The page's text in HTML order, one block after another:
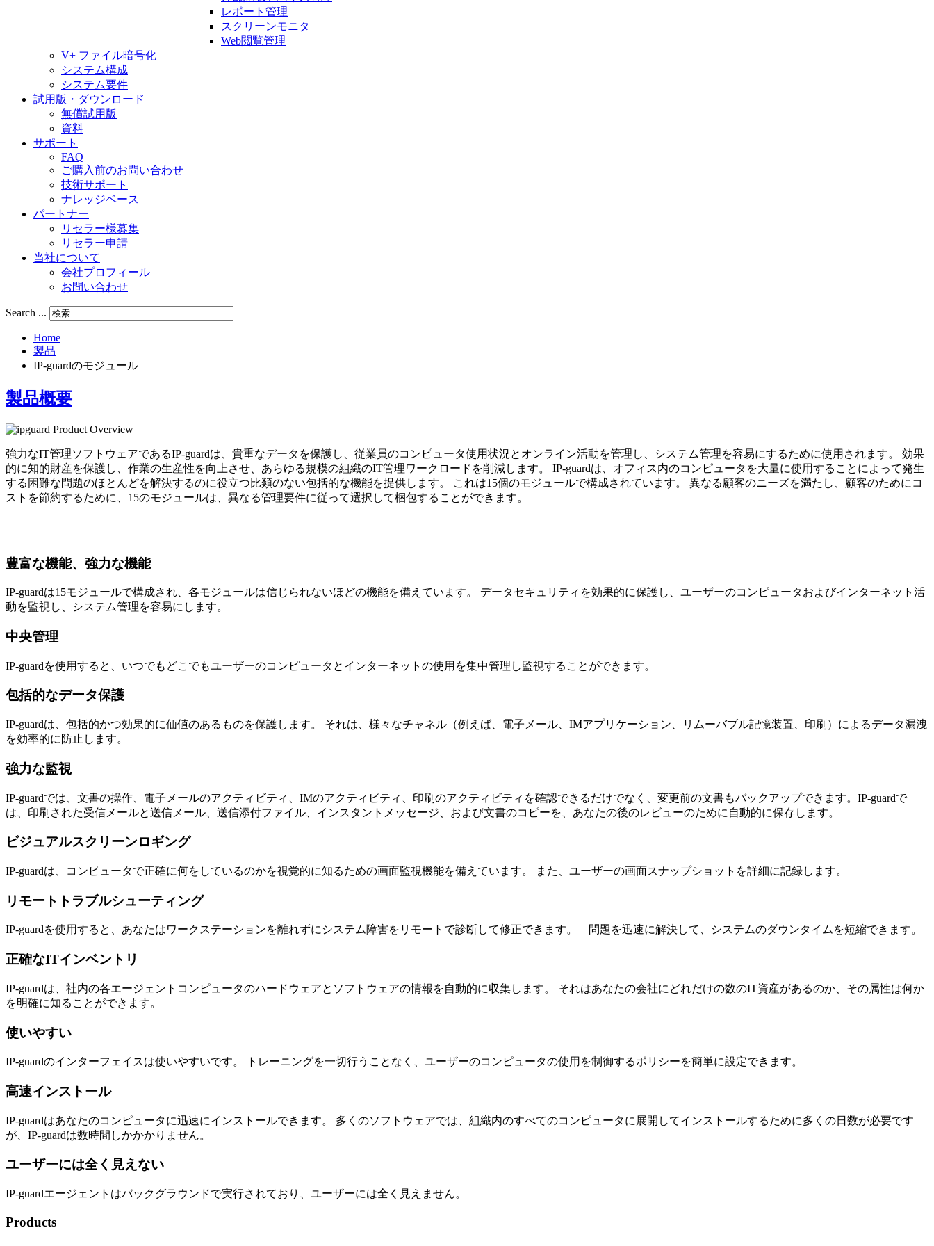
レポート管理
スクリーンモニタ
Web閲覧管理
V+ ファイル暗号化
システム構成
システム要件
試用版・ダウンロード
無償試用版
資料
サポート
FAQ
ご購入前のお問い合わせ
技術サポート
ナレッジベース
パートナー
リセラー様募集
リセラー申請
当社について
会社プロフィール
お問い合わせ
Search ...
Home
製品
IP-guardのモジュール
製品概要
強力なIT管理ソフトウェアであるIP-guardは、貴重なデータを保護し、従業員のコンピュータ使用状況とオンライン活動を管理し、システム管理を容易にするために使用されます。 効果
的に知的財産を保護し、作業の生産性を向上させ、あらゆる規模の組織のIT管理ワークロードを削減します。 IP-guardは、オフィス内のコンピュータを大量に使用することによって発生
する困難な問題のほとんどを解決するのに役立つ比類のない包括的な機能を提供します。 これは15個のモジュールで構成されています。 異なる顧客のニーズを満たし、顧客のためにコ
ストを節約するために、15のモジュールは、異なる管理要件に従って選択して梱包することができます。
豊富な機能、強力な機能
IP-guardは15モジュールで構成され、各モジュールは信じられないほどの機能を備えています。 データセキュリティを効果的に保護し、ユーザーのコンピュータおよびインターネット活
動を監視し、システム管理を容易にします。
中央管理
IP-guardを使用すると、いつでもどこでもユーザーのコンピュータとインターネットの使用を集中管理し監視することができます。
包括的なデータ保護
IP-guardは、包括的かつ効果的に価値のあるものを保護します。 それは、様々なチャネル（例えば、電子メール、IMアプリケーション、リムーバブル記憶装置、印刷）によるデータ漏洩
を効率的に防止します。
強力な監視
IP-guardでは、文書の操作、電子メールのアクティビティ、IMのアクティビティ、印刷のアクティビティを確認できるだけでなく、変更前の文書もバックアップできます。IP-guardで
は、印刷された受信メールと送信メール、送信添付ファイル、インスタントメッセージ、および文書のコピーを、あなたの後のレビューのために自動的に保存します。
ビジュアルスクリーンロギング
IP-guardは、コンピュータで正確に何をしているのかを視覚的に知るための画面監視機能を備えています。 また、ユーザーの画面スナップショットを詳細に記録します。
リモートトラブルシューティング
IP-guardを使用すると、あなたはワークステーションを離れずにシステム障害をリモートで診断して修正できます。 問題を迅速に解決して、システムのダウンタイムを短縮できます。
正確なITインベントリ
IP-guardは、社内の各エージェントコンピュータのハードウェアとソフトウェアの情報を自動的に収集します。 それはあなたの会社にどれだけの数のIT資産があるのか、その属性は何か
を明確に知ることができます。
使いやすい
IP-guardのインターフェイスは使いやすいです。 トレーニングを一切行うことなく、ユーザーのコンピュータの使用を制御するポリシーを簡単に設定できます。
高速インストール
IP-guardはあなたのコンピュータに迅速にインストールできます。 多くのソフトウェアでは、組織内のすべてのコンピュータに展開してインストールするために多くの日数が必要です
が、IP-guardは数時間しかかかりません。
ユーザーには全く見えない
IP-guardエージェントはバックグラウンドで実行されており、ユーザーには全く見えません。
Products